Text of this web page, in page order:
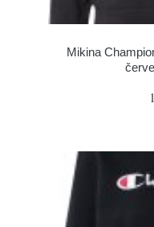
Mikina